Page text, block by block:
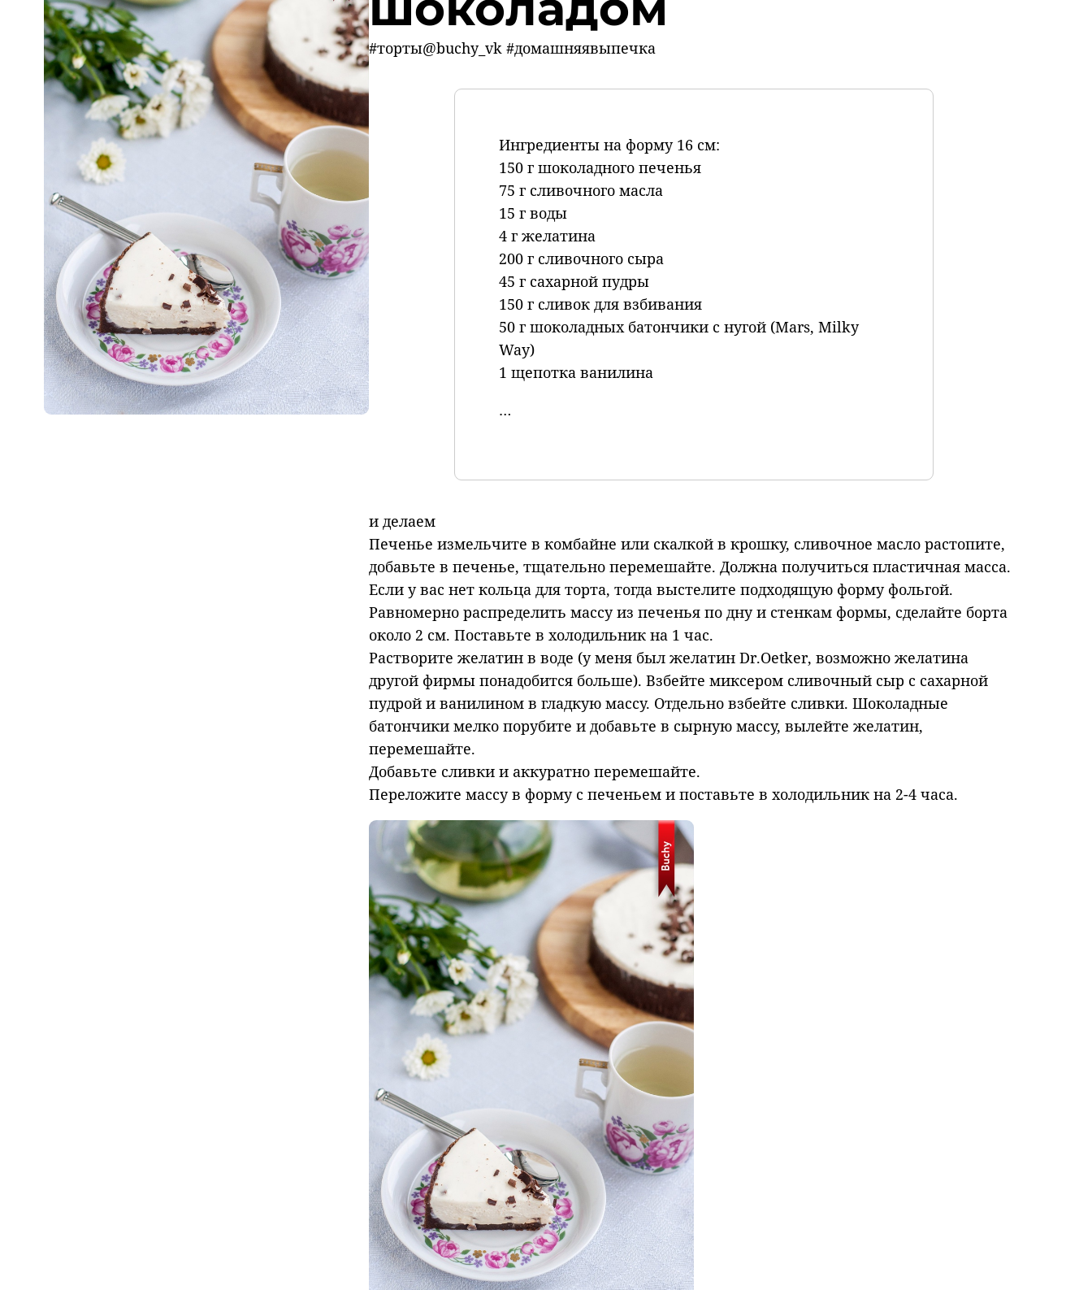
#торты@buchy_vk #домашняявыпечка
Ингредиенты на форму 16 см:
150 г шоколадного печенья
75 г сливочного масла
15 г воды
4 г желатина
200 г сливочного сыра
45 г сахарной пудры
150 г сливок для взбивания
50 г шоколадных батончики с нугой (Mars, Milky
Way)
1 щепотка ванилина
…
и делаем
Печенье измельчите в комбайне или скалкой в крошку, сливочное масло растопите,
добавьте в печенье, тщательно перемешайте. Должна получиться пластичная масса.
Если у вас нет кольца для торта, тогда выстелите подходящую форму фольгой.
Равномерно распределить массу из печенья по дну и стенкам формы, сделайте борта
около 2 см. Поставьте в холодильник на 1 час.
Растворите желатин в воде (у меня был желатин Dr.Oetker, возможно желатина
другой фирмы понадобится больше). Взбейте миксером сливочный сыр с сахарной
пудрой и ванилином в гладкую массу. Отдельно взбейте сливки. Шоколадные
батончики мелко порубите и добавьте в сырную массу, вылейте желатин,
перемешайте.
Добавьте сливки и аккуратно перемешайте.
Переложите массу в форму с печеньем и поставьте в холодильник на 2-4 часа.